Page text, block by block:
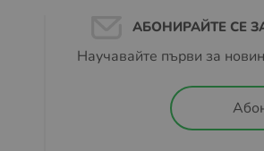
АБОНИРАЙТЕ СЕ
Научавайте първи за